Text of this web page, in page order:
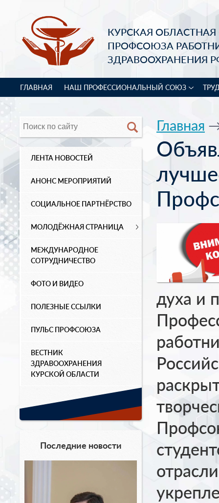
КУРСКАЯ
ПРОФСОЮЗА
ЗДРАВООХРАНЕНИЯ
ГЛАВНАЯ НАШ ПРОФЕССИОНАЛЬНЫЙ СОЮЗ
ЛЕНТА НОВОСТЕЙ
АНОНС МЕРОПРИЯТИЙ
СОЦИАЛЬНОЕ ПАРТНЁРСТВО
МОЛОДЁЖНАЯ СТРАНИЦА
МЕЖДУНАРОДНОЕ
СОТРУДНИЧЕСТВО
ФОТО И ВИДЕО
ПОЛЕЗНЫЕ ССЫЛКИ
ПУЛЬС ПРОФСОЮЗА
ВЕСТНИК
ЗДРАВООХРАНЕНИЯ
КУРСКОЙ ОБЛАСТИ
Последние новости
Главная
духа и